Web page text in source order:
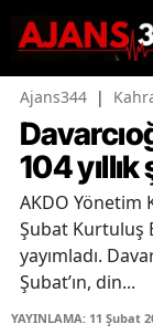
Ajans344 |
104 yıllık
AKDO Yönetim
Şubat Kurtuluş
yayımladı.
Şubat’ın, din...
YAYINLAMA: 11 Şubat